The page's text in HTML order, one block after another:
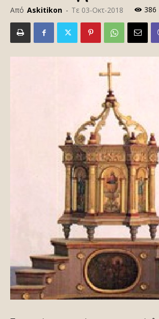
Από Askitikon - Τε 03-Οκτ-2018 386